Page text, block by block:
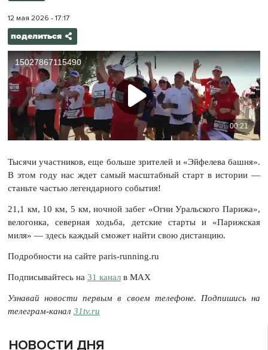
12 мая 2026 - 17:17
поделиться
Тысячи участников, еще больше зрителей и «Эйфелева башня».
В этом году нас ждет самый масштабный старт в истории —
станьте частью легендарного события!
21,1 км, 10 км, 5 км, ночной забег «Огни Уральского Парижа»,
велогонка, северная ходьба, детские старты и «Парижская
миля» — здесь каждый сможет найти свою дистанцию.
Подробности на сайте paris-running.ru
Подписывайтесь на 31 каналв МАХ
Узнавай новости первым в своем телефоне. Подпишись на
телеграм-канал 31tv.ru
НОВОСТИ ДНЯ